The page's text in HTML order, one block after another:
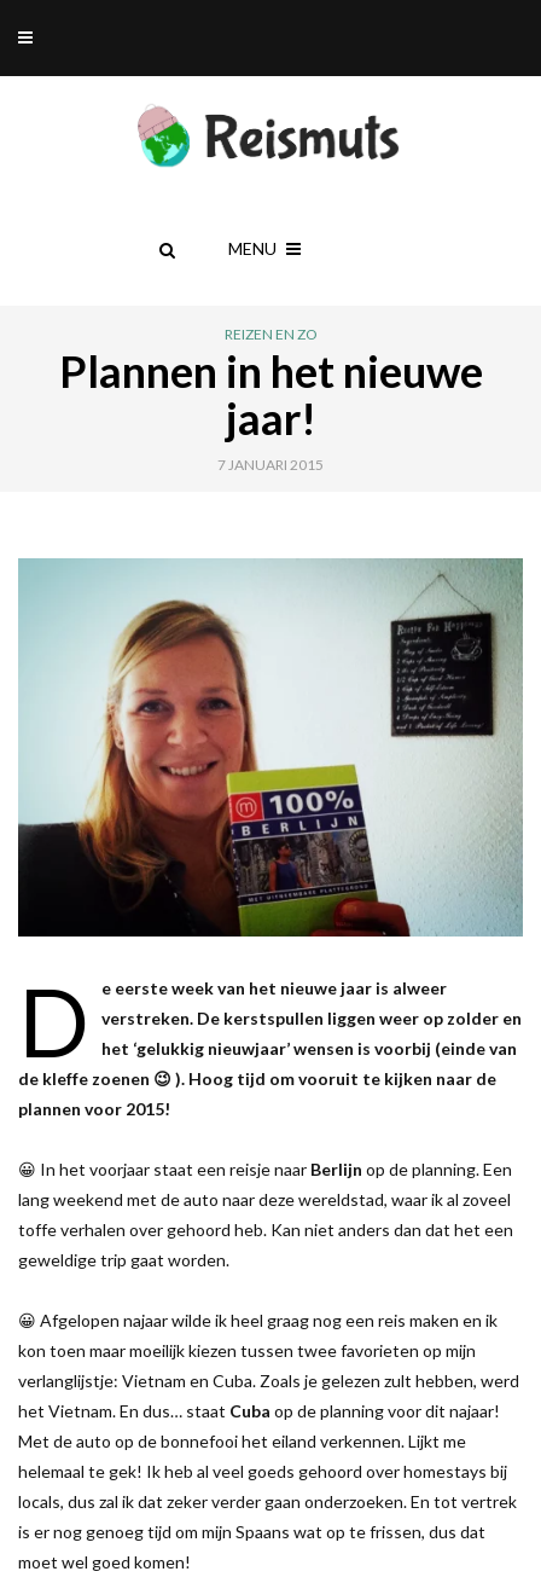
MENU
REIZEN EN ZO
Plannen in het nieuwe
jaar!
7 JANUARI 2015
D
e eerste week van het nieuwe jaar is alweer
verstreken. De kerstspullen liggen weer op zolder en
het ‘gelukkig nieuwjaar’ wensen is voorbij (einde van
de kleffe zoenen 😉 ). Hoog tijd om vooruit te kijken naar de
plannen voor 2015!
😀 In het voorjaar staat een reisje naar Berlijn op de planning. Een
lang weekend met de auto naar deze wereldstad, waar ik al zoveel
toffe verhalen over gehoord heb. Kan niet anders dan dat het een
geweldige trip gaat worden.
😀 Afgelopen najaar wilde ik heel graag nog een reis maken en ik
kon toen maar moeilijk kiezen tussen twee favorieten op mijn
verlanglijstje: Vietnam en Cuba. Zoals je gelezen zult hebben, werd
het Vietnam. En dus… staat Cuba op de planning voor dit najaar!
Met de auto op de bonnefooi het eiland verkennen. Lijkt me
helemaal te gek! Ik heb al veel goeds gehoord over homestays bij
locals, dus zal ik dat zeker verder gaan onderzoeken. En tot vertrek
is er nog genoeg tijd om mijn Spaans wat op te frissen, dus dat
moet wel goed komen!